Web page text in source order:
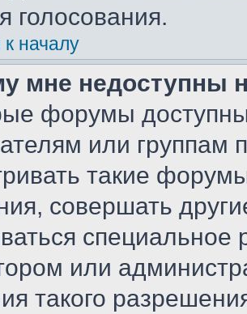
голосования.
началу
мне недоступны
форумы
или группам
такие
совершать
или
такого